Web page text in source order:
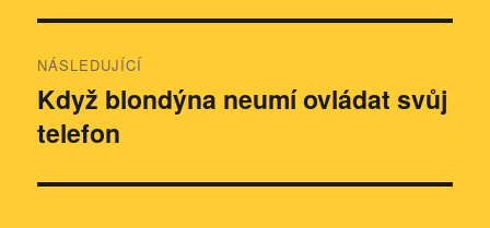
NÁSLEDUJÍCÍ
Následující
příspěvek:
Když blondýna neumí ovládat svůj
telefon